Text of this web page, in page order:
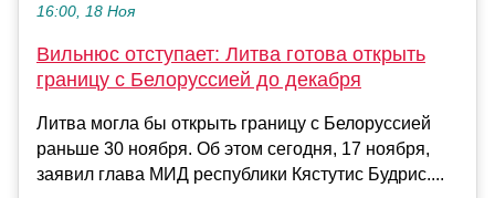
16:00, 18 Ноя
Вильнюс отступает: Литва готова открыть
границу с Белоруссией до декабря
Литва могла бы открыть границу с Белоруссией
раньше 30 ноября. Об этом сегодня, 17 ноября,
заявил глава МИД республики Кястутис Будрис....